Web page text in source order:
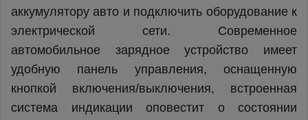
аккумулятору авто и подключить оборудование к
электрической сети. Современное
автомобильное зарядное устройство имеет
удобную панель управления, оснащенную
кнопкой включения/выключения, встроенная
система индикации оповестит о состоянии